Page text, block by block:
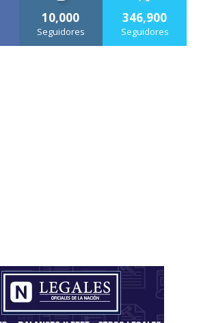
10,000
Seguidores
346,900
Seguidores